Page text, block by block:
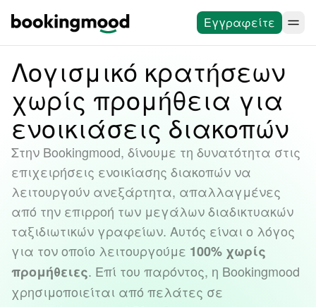
Εγγραφείτε
Λογισμικό κρατήσεων
χωρίς προμήθεια για
ενοικιάσεις διακοπών
Στην Bookingmood, δίνουμε τη δυνατότητα στις
επιχειρήσεις ενοικίασης διακοπών να
λειτουργούν ανεξάρτητα, απαλλαγμένες
από την επιρροή των μεγάλων διαδικτυακών
ταξιδιωτικών γραφείων. Αυτός είναι ο λόγος
για τον οποίο λειτουργούμε 100% χωρίς
προμήθειες. Επί του παρόντος, η Bookingmood
χρησιμοποιείται από πελάτες σε